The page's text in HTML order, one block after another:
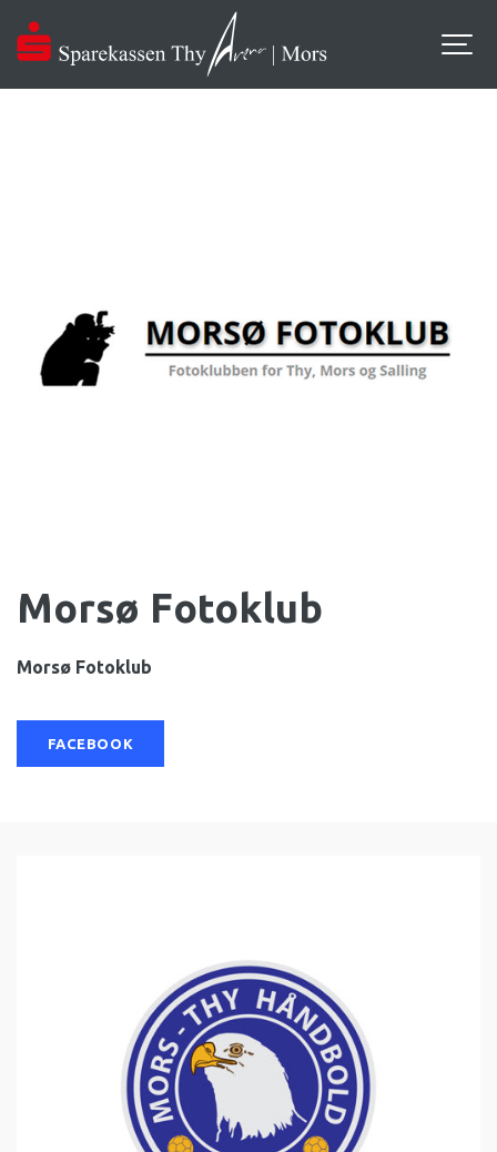
Morsø Fotoklub
Morsø Fotoklub
FACEBOOK